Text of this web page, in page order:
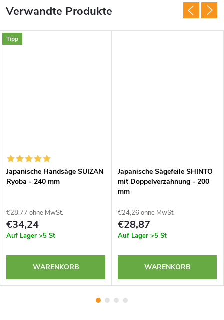
Verwandte Produkte
Tipp
Japanische Handsäge SUIZAN
Ryoba - 240 mm
€28,77 ohne MwSt.
€34,24
Auf Lager >5 St
WARENKORB
Japanische Sägefeile SHINTO
mit Doppelverzahnung - 200
mm
€24,26 ohne MwSt.
€28,87
Auf Lager >5 St
WARENKORB